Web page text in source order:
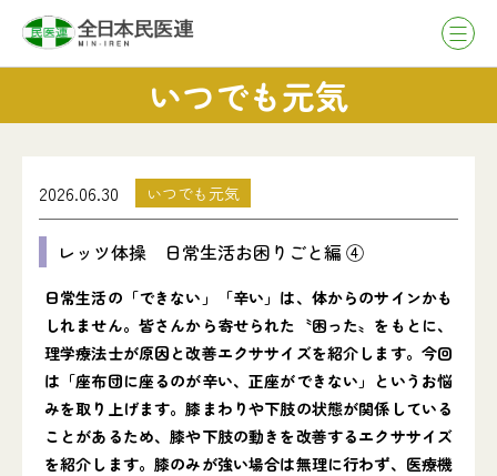
いつでも元気
2026.06.30 いつでも元気
レッツ体操 日常生活お困りごと編 ④
日常生活の「できない」「辛い」は、体からのサインかも
しれません。皆さんから寄せられた〝困った〟をもとに、
理学療法士が原因と改善エクササイズを紹介します。今回
は「座布団に座るのが辛い、正座ができない」というお悩
みを取り上げます。膝まわりや下肢の状態が関係している
ことがあるため、膝や下肢の動きを改善するエクササイズ
を紹介します。膝のみが強い場合は無理に行わず、医療機